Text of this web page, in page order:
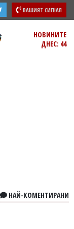
ВАШИЯТ СИГНАЛ
НОВИНИТЕ
ДНЕС: 44
НАЙ-КОМЕНТИРАНИ